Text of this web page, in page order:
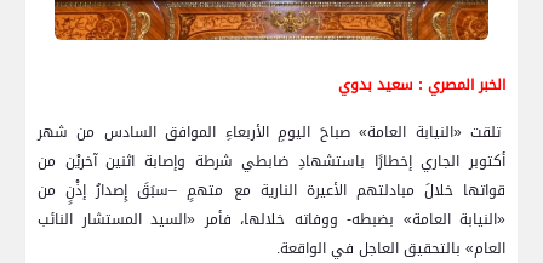
الخبر المصري : سعيد بدوي
تلقت «النيابة العامة» صباحَ اليومِ الأربعاءِ الموافق السادس من شهر
أكتوبر الجاري إخطارًا باستشهادِ ضابطي شرطة وإصابة اثنين آخريْن من
قواتها خلالَ مبادلتهم الأعيرة النارية مع متهمٍ –سبَقَ إِصدارُ إذْنٍ من
«النيابة العامة» بضبطه- ووفاته خلالها، فأمر «السيد المستشار النائب
العام» بالتحقيق العاجل في الواقعة.